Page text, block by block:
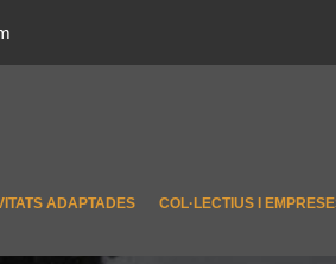
ADAPTADES COL·LECTIUS I